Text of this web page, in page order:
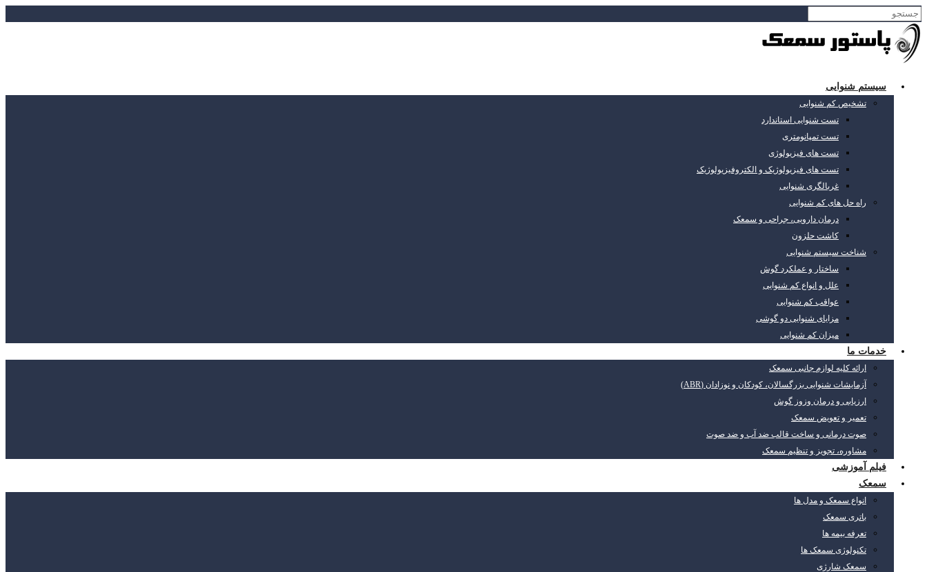
سیستم شنوایی
تشخیص کم شنوایی
تست شنوایی استاندارد
تست تمپانومتری
تست های فیزیولوژی
تست های فیزیولوژیک و الکتروفیزیولوژیک
غربالگری شنوایی
راه حل های کم شنوایی
درمان دارویی، جراحی و سمعک
کاشت حلزون
شناخت سیستم شنوایی
ساختار و عملکرد گوش
علل و انواع کم شنوایی
عواقب کم شنوایی
مزایای شنوایی دو گوشی
میزان کم شنوایی
خدمات ما
ارائه کلیه لوازم جانبی سمعک
آزمایشات شنوایی بزرگسالان، کودکان و نوزادان (ABR)
ارزیابی و درمان وزوز گوش
تعمیر و تعویض سمعک
صوت درمانی و ساخت قالب ضد آب و ضد صوت
مشاوره، تجویز و تنظیم سمعک
فیلم آموزشی
سمعک
انواع سمعک و مدل ها
باتری سمعک
تعرفه بیمه ها
تکنولوژی سمعک ها
سمعک شارژی